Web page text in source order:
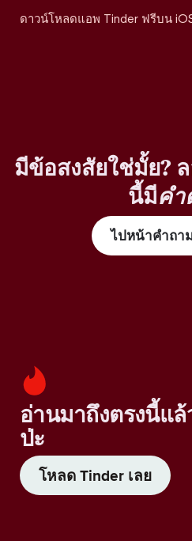
ดาวน์โหลดแอพ Tinder ฟรีบน
มีข้อสงสัยใช่มั้ย?
นี้มีคำ
ไปหน้าคำถา
อ่านมาถึงตรงนี้แล้
ป่ะ
โหลด Tinder เลย